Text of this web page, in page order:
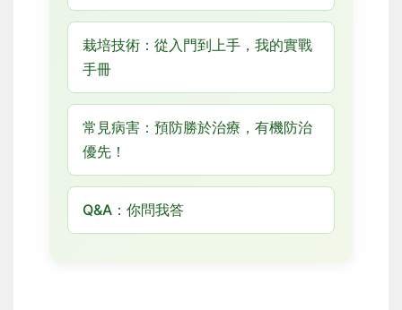
栽培技術：從入門到上手，我的實戰
手冊
常見病害：預防勝於治療，有機防治
優先！
Q&A：你問我答